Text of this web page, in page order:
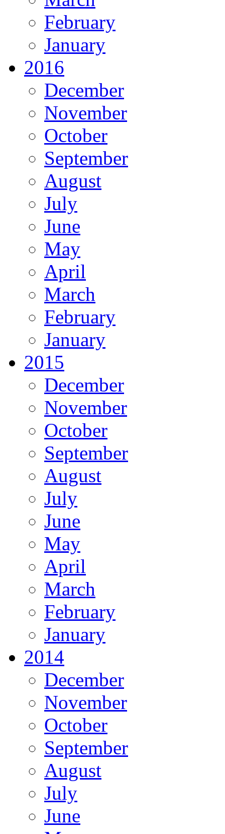
February
January
2016
December
November
October
September
August
July
June
May
April
March
February
January
2015
December
November
October
September
August
July
June
May
April
March
February
January
2014
December
November
October
September
August
July
June